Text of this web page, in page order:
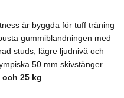
är byggda för tuff träning
gummiblandningen med
studs, lägre ljudnivå och
50 mm skivstänger.
och 25 kg